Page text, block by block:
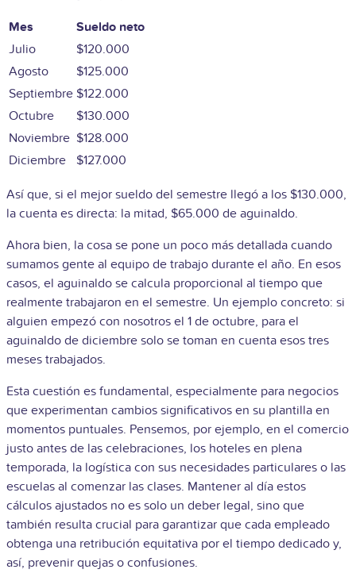
Mes
Sueldo neto
Julio
$120.000
Agosto
$125.000
Septiembre $122.000
Octubre
$130.000
Noviembre $128.000
Diciembre
$127.000
Así que, si el mejor sueldo del semestre llegó a los $130.000,
la cuenta es directa: la mitad, $65.000 de aguinaldo.
Ahora bien, la cosa se pone un poco más detallada cuando
sumamos gente al equipo de trabajo durante el año. En esos
casos, el aguinaldo se calcula proporcional al tiempo que
realmente trabajaron en el semestre. Un ejemplo concreto: si
alguien empezó con nosotros el 1 de octubre, para el
aguinaldo de diciembre solo se toman en cuenta esos tres
meses trabajados.
Esta cuestión es fundamental, especialmente para negocios
que experimentan cambios significativos en su plantilla en
momentos puntuales. Pensemos, por ejemplo, en el comercio
justo antes de las celebraciones, los hoteles en plena
temporada, la logística con sus necesidades particulares o las
escuelas al comenzar las clases. Mantener al día estos
cálculos ajustados no es solo un deber legal, sino que
también resulta crucial para garantizar que cada empleado
obtenga una retribución equitativa por el tiempo dedicado y,
así, prevenir quejas o confusiones.